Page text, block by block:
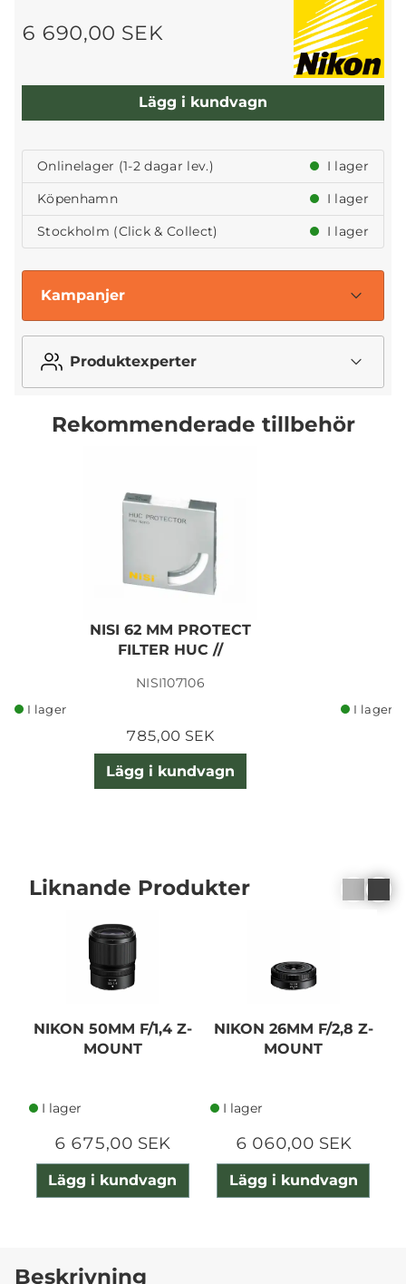
6 690,00 SEK
Lägg i kundvagn
Onlinelager (1-2 dagar lev.)
I lager
Köpenhamn
I lager
Stockholm (Click & Collect)
I lager
Kampanjer
Produktexperter
Rekommenderade tillbehör
NISI 62 MM PROTECT
FILTER HUC //
NISI107106
I lager
785,00 SEK
Lägg i kundvagn
I lager
Liknande Produkter
NIKON 50MM F/1,4 Z-
MOUNT
I lager
6 675,00 SEK
Lägg i kundvagn
NIKON 26MM F/2,8 Z-
MOUNT
I lager
6 060,00 SEK
Lägg i kundvagn
Beskrivning